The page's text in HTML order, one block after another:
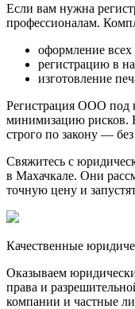
Если вам нужна
профессионалам.
оформление
регистрацию в
изготовление
Регистрация ООО под
минимизацию рисков.
строго по закону —
Свяжитесь с
в Махачкале. Они
точную цену и
Качественные
Оказываем
права и
компании и частные